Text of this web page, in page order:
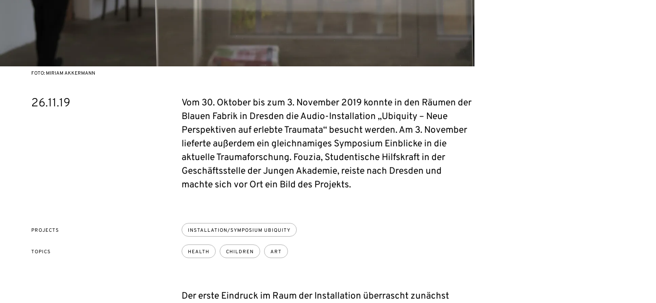
FOTO: MIRIAM AKKERMANN
26.11.19
Vom 30. Oktober bis zum 3. November 2019 konnte in den Räumen der
Blauen Fabrik in Dresden die Audio-Installation „Ubiquity – Neue
Perspektiven auf erlebte Traumata“ besucht werden. Am 3. November
lieferte außerdem ein gleichnamiges Symposium Einblicke in die
aktuelle Traumaforschung. Fouzia, Studentische Hilfskraft in der
Geschäftsstelle der Jungen Akademie, reiste nach Dresden und
machte sich vor Ort ein Bild des Projekts.
PROJECTS INSTALLATION/SYMPOSIUM UBIQUITY
TOPICS HEALTH CHILDREN ART
Der erste Eindruck im Raum der Installation überrascht zunächst